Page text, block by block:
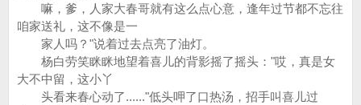
嘛，爹，人家大春哥就有这么点心意，逢年过节都不忘往
咱家送礼，这不像是一
家人吗？"说着过去点亮了油灯。
杨白劳笑眯眯地望着喜儿的背影摇了摇头："哎，真是女
大不中留，这小丫
头看来春心动了......"低头呷了口热汤，招手叫喜儿过